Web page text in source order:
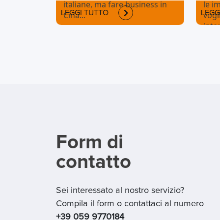
italiane, ma fare business in
Cina...
LEGGI TUTTO
le
Form di
contatto
Sei interessato al nostro servizio?
Compila il form o contattaci al numero
+39 059 9770184